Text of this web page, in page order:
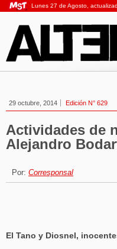
Lunes 27 de Agosto,
29 octubre, 2014 Edición N° 629
Actividades de
Alejandro
Por: Corresponsal
El Tano y Diosnel,